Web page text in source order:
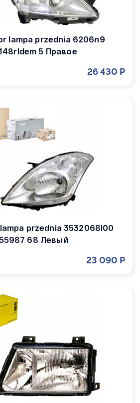
lampa przednia 6206n9
5 Правое
26 430 Р
przednia 3532068l00
68 Левый
23 090 Р